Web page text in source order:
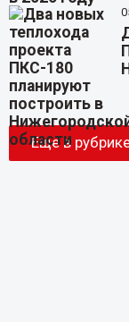
Еще в